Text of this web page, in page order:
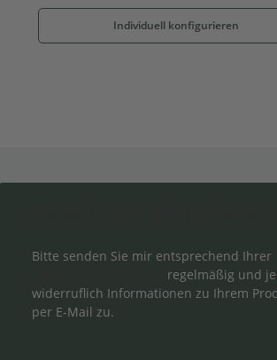
Individuell konfigurieren
Bitte senden Sie mir entsprechend Ihrer
regelmäßig und
widerruflich Informationen zu Ihrem
per E-Mail zu.